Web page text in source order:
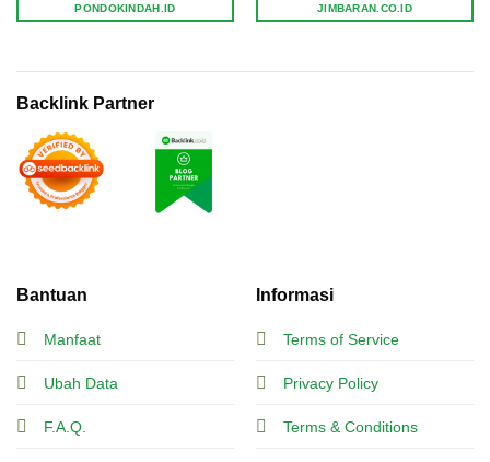
Bantuan
Manfaat
Ubah Data
F.A.Q.
Informasi
Terms of Service
Privacy Policy
Terms & Conditions
PONDOKINDAH.ID JIMBARAN.CO.ID
Backlink Partner